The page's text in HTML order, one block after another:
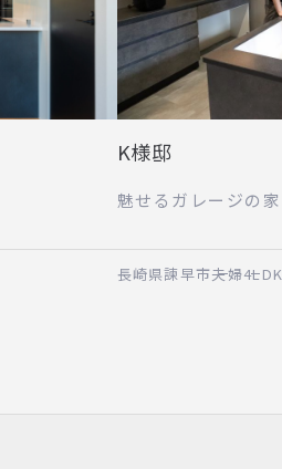
K様邸
魅せるガレージの家
長崎県諫早市夫婦4LDK